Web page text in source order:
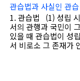
관습법과 사실인 관습
1. 관습법 (1) 성립
서의 관행과 국민이
있을 때 관습법이 성
서 비로소 그 존재가